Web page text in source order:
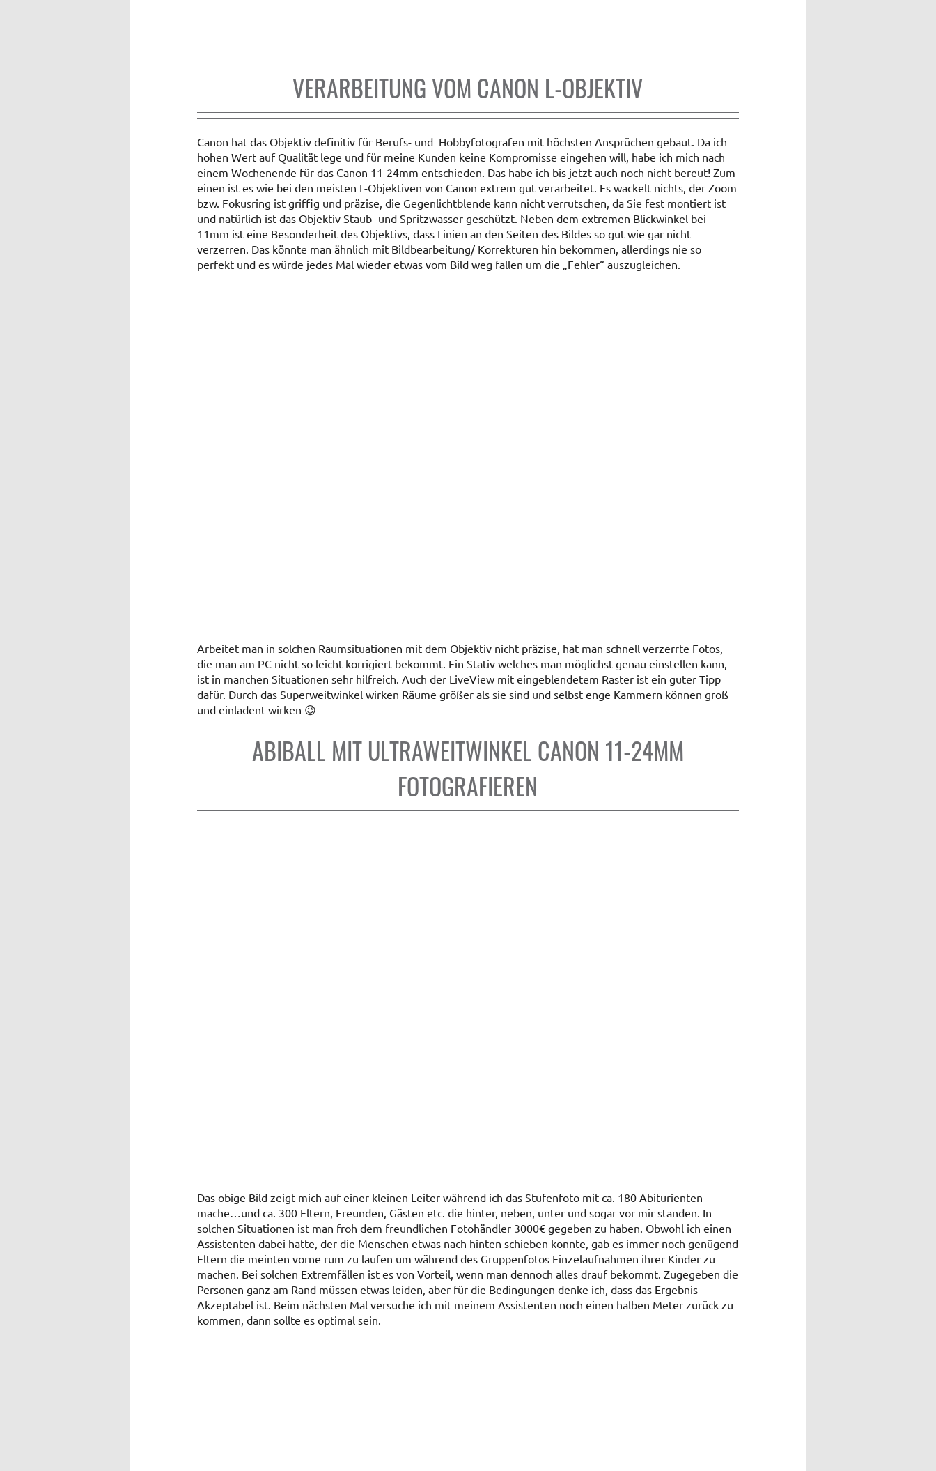
VERARBEITUNG VOM CANON L-OBJEKTIV
Canon hat das Objektiv definitiv für Berufs- und Hobbyfotografen mit höchsten Ansprüchen gebaut. Da ich
hohen Wert auf Qualität lege und für meine Kunden keine Kompromisse eingehen will, habe ich mich nach
einem Wochenende für das Canon 11-24mm entschieden. Das habe ich bis jetzt auch noch nicht bereut! Zum
einen ist es wie bei den meisten L-Objektiven von Canon extrem gut verarbeitet. Es wackelt nichts, der Zoom
bzw. Fokusring ist griffig und präzise, die Gegenlichtblende kann nicht verrutschen, da Sie fest montiert ist
und natürlich ist das Objektiv Staub- und Spritzwasser geschützt. Neben dem extremen Blickwinkel bei
11mm ist eine Besonderheit des Objektivs, dass Linien an den Seiten des Bildes so gut wie gar nicht
verzerren. Das könnte man ähnlich mit Bildbearbeitung/ Korrekturen hin bekommen, allerdings nie so
perfekt und es würde jedes Mal wieder etwas vom Bild weg fallen um die „Fehler“ auszugleichen.
Arbeitet man in solchen Raumsituationen mit dem Objektiv nicht präzise, hat man schnell verzerrte Fotos,
die man am PC nicht so leicht korrigiert bekommt. Ein Stativ welches man möglichst genau einstellen kann,
ist in manchen Situationen sehr hilfreich. Auch der LiveView mit eingeblendetem Raster ist ein guter Tipp
dafür. Durch das Superweitwinkel wirken Räume größer als sie sind und selbst enge Kammern können groß
und einladent wirken 😉
ABIBALL MIT ULTRAWEITWINKEL CANON 11-24MM
FOTOGRAFIEREN
Das obige Bild zeigt mich auf einer kleinen Leiter während ich das Stufenfoto mit ca. 180 Abiturienten
mache…und ca. 300 Eltern, Freunden, Gästen etc. die hinter, neben, unter und sogar vor mir standen. In
solchen Situationen ist man froh dem freundlichen Fotohändler 3000€ gegeben zu haben. Obwohl ich einen
Assistenten dabei hatte, der die Menschen etwas nach hinten schieben konnte, gab es immer noch genügend
Eltern die meinten vorne rum zu laufen um während des Gruppenfotos Einzelaufnahmen ihrer Kinder zu
machen. Bei solchen Extremfällen ist es von Vorteil, wenn man dennoch alles drauf bekommt. Zugegeben die
Personen ganz am Rand müssen etwas leiden, aber für die Bedingungen denke ich, dass das Ergebnis
Akzeptabel ist. Beim nächsten Mal versuche ich mit meinem Assistenten noch einen halben Meter zurück zu
kommen, dann sollte es optimal sein.